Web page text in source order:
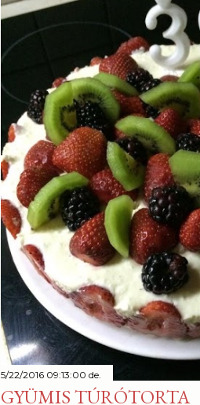
5/22/2016 09:13:00 de.
GYÜMIS TÚRÓTORTA